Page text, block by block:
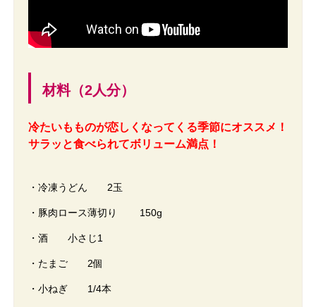
材料（2人分）
冷たいもものが恋しくなってくる季節にオススメ！
サラッと食べられてボリューム満点！
・冷凍うどん 2玉
・豚肉ロース薄切り 150g
・酒 小さじ1
・たまご 2個
・小ねぎ 1/4本